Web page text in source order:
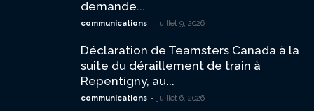
demande...
communications - juillet 9, 2026
Déclaration de Teamsters Canada à la
suite du déraillement de train à
Repentigny, au...
communications - juillet 6, 2026